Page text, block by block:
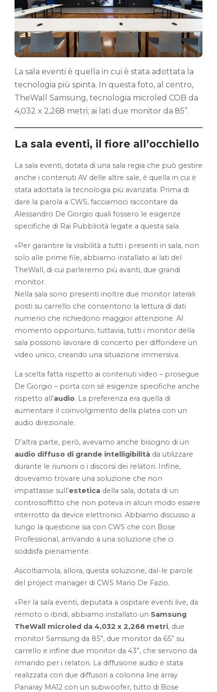
La sala eventi è quella in cui è stata adottata la
tecnologia più spinta. In questa foto, al centro,
TheWall Samsung, tecnologia microled COB da
4,032 x 2,268 metri; ai lati due monitor da 85”.
La sala eventi, il fiore all’occhiello
La sala eventi, dotata di una sala regia che può gestire
anche i contenuti AV delle altre sale, è quella in cui è
stata adottata la tecnologia più avanzata. Prima di
dare la parola a CWS, facciamoci raccontare da
Alessandro De Giorgio quali fossero le esigenze
specifiche di Rai Pubblicità legate a questa sala.
«Per garantire la visibilità a tutti i presenti in sala, non
solo alle prime file, abbiamo installato ai lati del
TheWall, di cui parleremo più avanti, due grandi
monitor.
Nella sala sono presenti inoltre due monitor laterali
posti su carrello che consentono la lettura di dati
numerici che richiedono maggior attenzione. Al
momento opportuno, tuttavia, tutti i monitor della
sala possono lavorare di concerto per diffondere un
video unico, creando una situazione immersiva.
La scelta fatta rispetto ai contenuti video – prosegue
De Giorgio – porta con sé esigenze specifiche anche
rispetto all’audio. La preferenza era quella di
aumentare il coinvolgimento della platea con un
audio direzionale.
D’altra parte, però, avevamo anche bisogno di un
audio diffuso di grande intelligibilità da utilizzare
durante le riunioni o i discorsi dei relatori. Infine,
dovevamo trovare una soluzione che non
impattasse sull’estetica della sala, dotata di un
controsoffitto che non poteva in alcun modo essere
interrotto da device elettronici. Abbiamo discusso a
lungo la questione sia con CWS che con Bose
Professional, arrivando a una soluzione che ci
soddisfa pienamente.
Ascoltiamola, allora, questa soluzione, dal-le parole
del project manager di CWS Mario De Fazio.
«Per la sala eventi, deputata a ospitare eventi live, da
remoto o ibridi, abbiamo installato un Samsung
TheWall microled da 4,032 x 2,268 metri, due
monitor Samsung da 85”, due monitor da 65” su
carrello e infine due monitor da 43”, che servono da
rimando per i relatori. La diffusione audio è stata
realizzata con due diffusori a colonna line array
Panaray MA12 con un subwoofer, tutto di Bose